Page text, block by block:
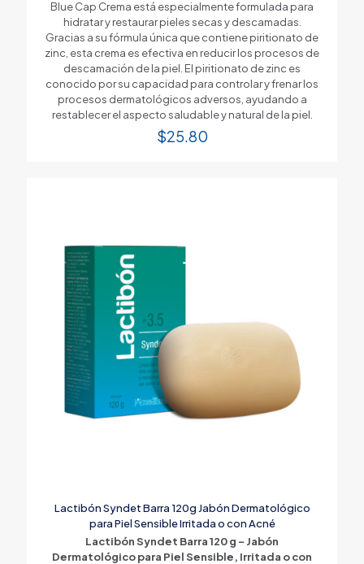
Blue Cap Crema está especialmente formulada para
hidratar y restaurar pieles secas y descamadas.
Gracias a su fórmula única que contiene piritionato de
zinc, esta crema es efectiva en reducir los procesos de
descamación de la piel. El piritionato de zinc es
conocido por su capacidad para controlar y frenar los
procesos dermatológicos adversos, ayudando a
restablecer el aspecto saludable y natural de la piel.
$25.80
Lactibón Syndet Barra 120g Jabón Dermatológico
para Piel Sensible Irritada o con Acné
Lactibón Syndet Barra 120 g – Jabón
Dermatológico para Piel Sensible, Irritada o con